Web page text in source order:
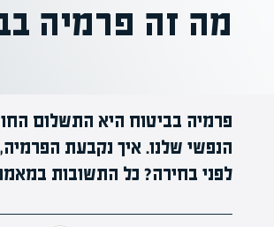
מה זה פרמיה
פרמיה בביטוח היא התשלום
הנפשי שלנו. איך נקבעת
לפני בחירה? כל התשובות